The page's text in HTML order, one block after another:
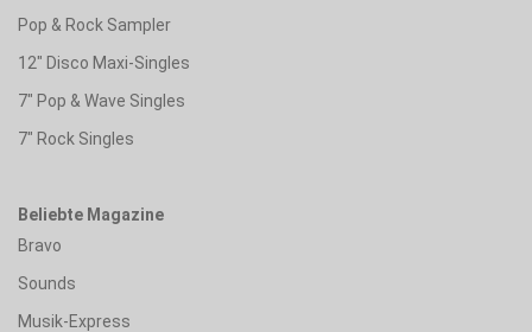
Pop & Rock Sampler
12" Disco Maxi-Singles
7" Pop & Wave Singles
7" Rock Singles
Beliebte Magazine
Bravo
Sounds
Musik-Express